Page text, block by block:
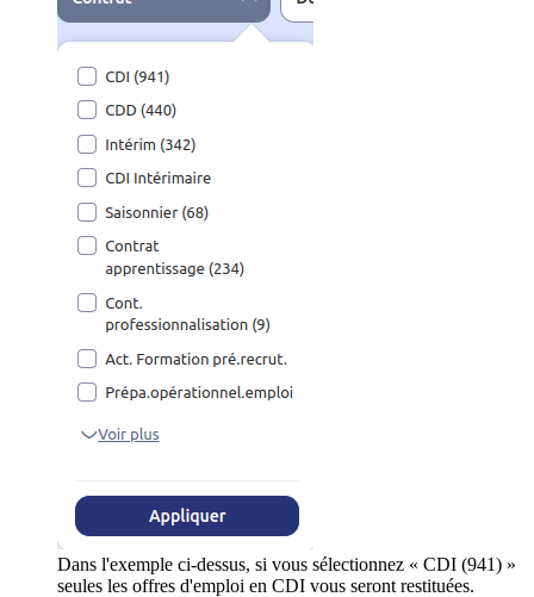
Dans l'exemple ci-dessus, si vous sélectionnez « CDI (941) »
seules les offres d'emploi en CDI vous seront restituées.